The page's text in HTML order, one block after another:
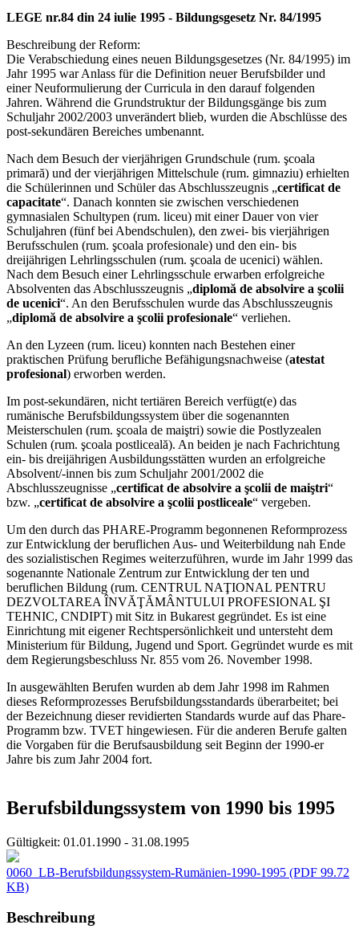
LEGE nr.84 din 24 iulie 1995 - Bildungsgesetz Nr. 84/1995
Beschreibung der Reform:
Die Verabschiedung eines neuen Bildungsgesetzes (Nr. 84/1995) im
Jahr 1995 war Anlass für die Definition neuer Berufsbilder und
einer Neuformulierung der Curricula in den darauf folgenden
Jahren. Während die Grundstruktur der Bildungsgänge bis zum
Schuljahr 2002/2003 unverändert blieb, wurden die Abschlüsse des
post-sekundären Bereiches umbenannt.
Nach dem Besuch der vierjährigen Grundschule (rum. şcoala
primară) und der vierjährigen Mittelschule (rum. gimnaziu) erhielten
die Schülerinnen und Schüler das Abschlusszeugnis „certificat de
capacitate“. Danach konnten sie zwischen verschiedenen
gymnasialen Schultypen (rum. liceu) mit einer Dauer von vier
Schuljahren (fünf bei Abendschulen), den zwei- bis vierjährigen
Berufsschulen (rum. şcoala profesionale) und den ein- bis
dreijährigen Lehrlingsschulen (rum. şcoala de ucenici) wählen.
Nach dem Besuch einer Lehrlingsschule erwarben erfolgreiche
Absolventen das Abschlusszeugnis „diplomă de absolvire a şcolii
de ucenici“. An den Berufsschulen wurde das Abschlusszeugnis
„diplomă de absolvire a şcolii profesionale“ verliehen.
An den Lyzeen (rum. liceu) konnten nach Bestehen einer
praktischen Prüfung berufliche Befähigungsnachweise (atestat
profesional) erworben werden.
Im post-sekundären, nicht tertiären Bereich verfügt(e) das
rumänische Berufsbildungssystem über die sogenannten
Meisterschulen (rum. şcoala de maiştri) sowie die Postlyzealen
Schulen (rum. şcoala postliceală). An beiden je nach Fachrichtung
ein- bis dreijährigen Ausbildungsstätten wurden an erfolgreiche
Absolvent/-innen bis zum Schuljahr 2001/2002 die
Abschlusszeugnisse „certificat de absolvire a şcolii de maiştri“
bzw. „certificat de absolvire a şcolii postliceale“ vergeben.
Um den durch das PHARE-Programm begonnenen Reformprozess
zur Entwicklung der beruflichen Aus- und Weiterbildung nah Ende
des sozialistischen Regimes weiterzuführen, wurde im Jahr 1999 das
sogenannte Nationale Zentrum zur Entwicklung der ten und
beruflichen Bildung (rum. CENTRUL NAŢIONAL PENTRU
DEZVOLTAREA ÎNVĂŢĂMÂNTULUI PROFESIONAL ŞI
TEHNIC, CNDIPT) mit Sitz in Bukarest gegründet. Es ist eine
Einrichtung mit eigener Rechtspersönlichkeit und untersteht dem
Ministerium für Bildung, Jugend und Sport. Gegründet wurde es mit
dem Regierungsbeschluss Nr. 855 vom 26. November 1998.
In ausgewählten Berufen wurden ab dem Jahr 1998 im Rahmen
dieses Reformprozesses Berufsbildungsstandards überarbeitet; bei
der Bezeichnung dieser revidierten Standards wurde auf das Phare-
Programm bzw. TVET hingewiesen. Für die anderen Berufe galten
die Vorgaben für die Berufsausbildung seit Beginn der 1990-er
Jahre bis zum Jahr 2004 fort.
Berufsbildungssystem von 1990 bis 1995
Gültigkeit: 01.01.1990 - 31.08.1995
0060_LB-Berufsbildungssystem-Rumänien-1990-1995 (PDF 99.72
KB)
Beschreibung